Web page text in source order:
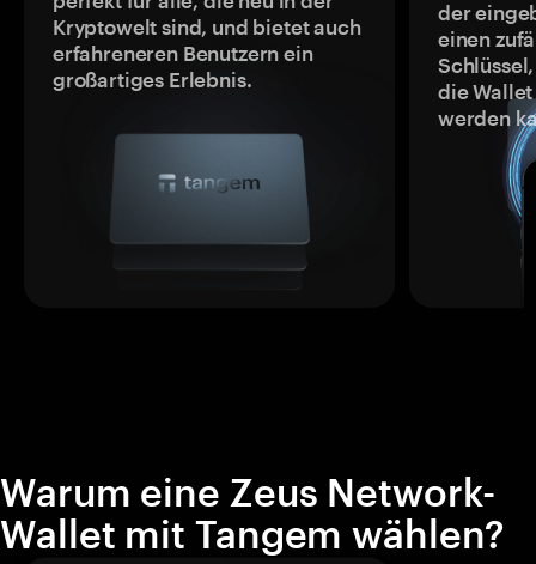
Kryptowelt sind, und bietet auch
erfahreneren Benutzern ein
großartiges Erlebnis.
der
einen
die
werden
Warum eine Zeus Network-
Wallet mit Tangem wählen?